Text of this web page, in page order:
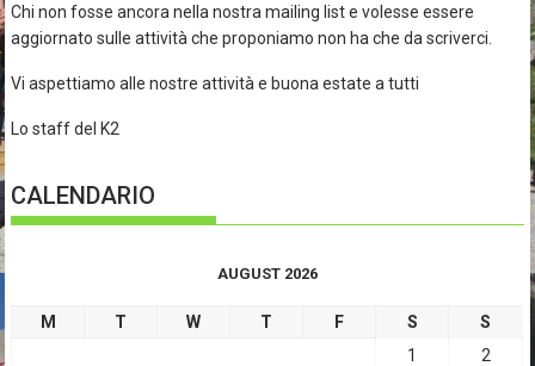
Chi non fosse ancora nella nostra mailing list e volesse essere
aggiornato sulle attività che proponiamo non ha che da scriverci.
Vi aspettiamo alle nostre attività e buona estate a tutti
Lo staff del K2
CALENDARIO
AUGUST 2026
M T W T F S
S
1
2